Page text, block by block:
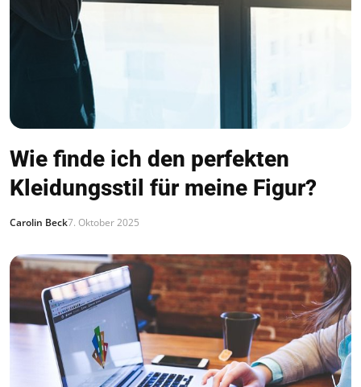
Wie finde ich den perfekten
Kleidungsstil für meine Figur?
Carolin Beck7. Oktober 2025